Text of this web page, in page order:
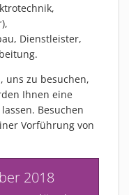
Dienstleister,
uns zu besuchen,
Ihnen eine
Besuchen
Vorführung von
2018